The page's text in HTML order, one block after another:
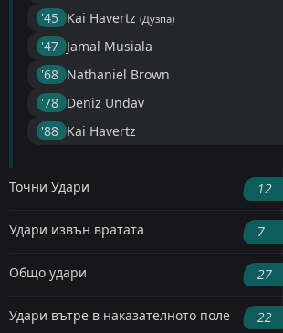
'45 ︎ Kai Havertz (Дузпа)
'47 ︎ Jamal Musiala
'68 ︎ Nathaniel Brown
'78 ︎ Deniz Undav
'88 ︎ Kai Havertz
Точни Удари 12
Удари извън вратата 7
Общо удари 27
Удари вътре в наказателното поле 22